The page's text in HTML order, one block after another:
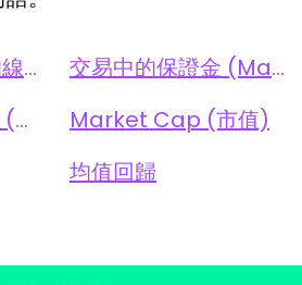
MACD (移動平均線收斂與發散)
交易中的保證金 (Margin)
Margin Trading (保證金交易)
Market Cap (市值)
均值回歸